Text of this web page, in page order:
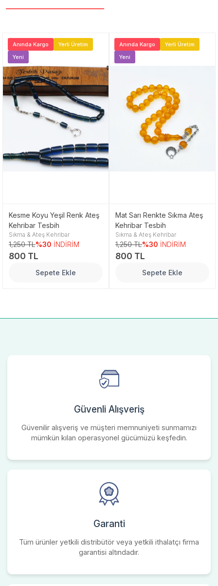
Anında Kargo
Yerli Üretim
Yeni
Kesme Koyu Yeşil Renk Ateş
Kehribar Tesbih
Sıkma & Ateş Kehribar
1,250 TL%30 İNDİRİM
800 TL
Sepete Ekle
Anında Kargo
Yerli Üretim
Yeni
Mat Sarı Renkte Sıkma Ateş
Kehribar Tesbih
Sıkma & Ateş Kehribar
1,250 TL%30 İNDİRİM
800 TL
Sepete Ekle
Güvenli Alışveriş
Güvenilir alışveriş ve müşteri memnuniyeti sunmamızı
mümkün kılan operasyonel gücümüzü keşfedin.
Garanti
Tüm ürünler yetkili distribütör veya yetkili ithalatçı firma
garantisi altındadır.